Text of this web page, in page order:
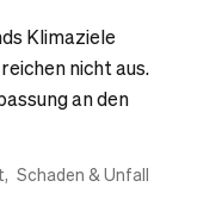
Klimaziele
nicht aus.
an den
Schaden & Unfall